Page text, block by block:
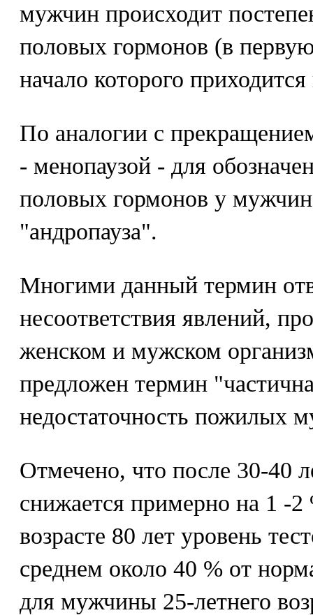
мужчин происходит
половых гормонов (в
начало которого
По аналогии с
- менопаузой - для
половых гормонов у
"андропауза".
Многими данный термин
несоответствия явлений,
женском и мужском
предложен термин
недостаточность пожилых
Отмечено, что после 30-40
снижается примерно на 1 -
возрасте 80 лет уровень
среднем около 40 % от
для мужчины 25-летнего